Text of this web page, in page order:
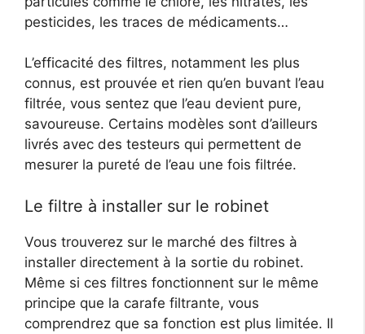
pesticides, les traces de médicaments…
L’efficacité des filtres, notamment les plus
connus, est prouvée et rien qu’en buvant l’eau
filtrée, vous sentez que l’eau devient pure,
savoureuse. Certains modèles sont d’ailleurs
livrés avec des testeurs qui permettent de
mesurer la pureté de l’eau une fois filtrée.
Le filtre à installer sur le robinet
Vous trouverez sur le marché des filtres à
installer directement à la sortie du robinet.
Même si ces filtres fonctionnent sur le même
principe que la carafe filtrante, vous
comprendrez que sa fonction est plus limitée. Il